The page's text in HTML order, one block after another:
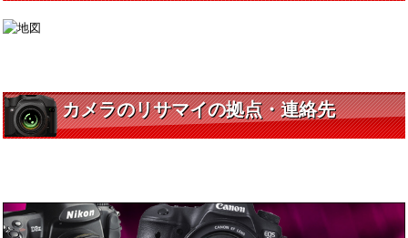
カメラのリサマイの拠点・連絡先